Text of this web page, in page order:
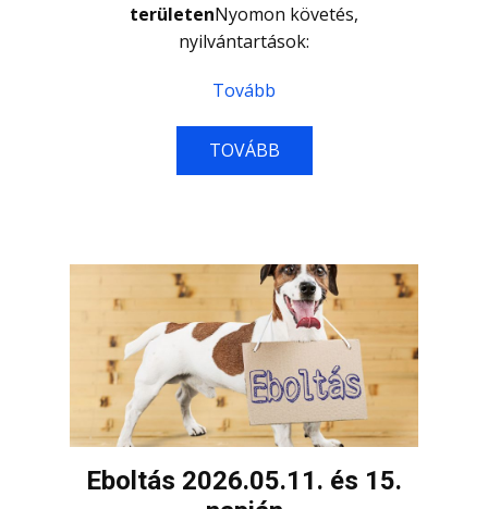
területenNyomon követés,
nyilvántartások:
Tovább
TOVÁBB
Eboltás 2026.05.11. és 15.